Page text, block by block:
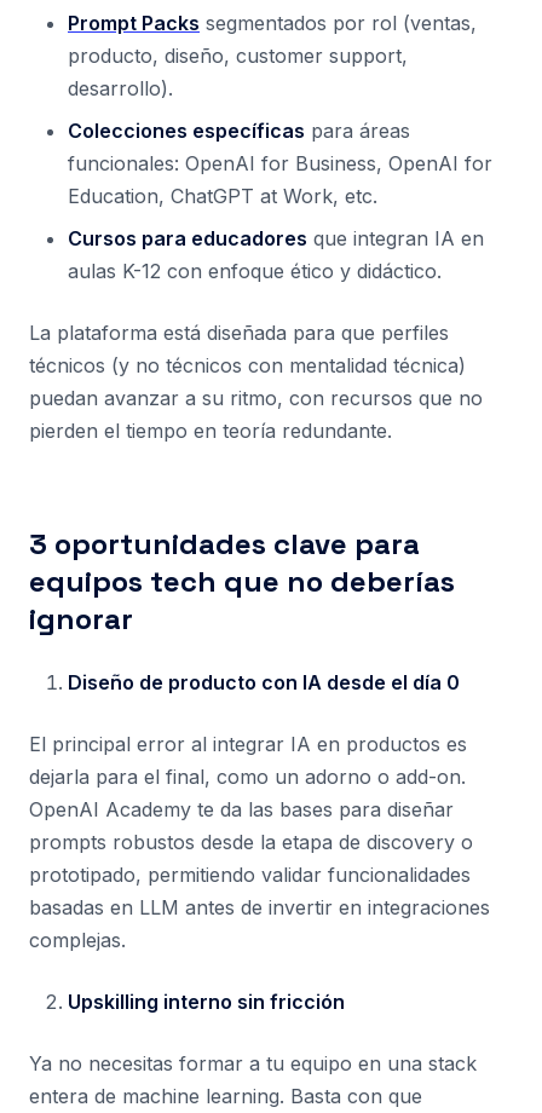
Prompt Packs segmentados por rol (ventas,
producto, diseño, customer support,
desarrollo).
Colecciones específicas para áreas
funcionales: OpenAI for Business, OpenAI for
Education, ChatGPT at Work, etc.
Cursos para educadores que integran IA en
aulas K-12 con enfoque ético y didáctico.
La plataforma está diseñada para que perfiles
técnicos (y no técnicos con mentalidad técnica)
puedan avanzar a su ritmo, con recursos que no
pierden el tiempo en teoría redundante.
3 oportunidades clave para
equipos tech que no deberías
ignorar
Diseño de producto con IA desde el día 0
El principal error al integrar IA en productos es
dejarla para el final, como un adorno o add-on.
OpenAI Academy te da las bases para diseñar
prompts robustos desde la etapa de discovery o
prototipado, permitiendo validar funcionalidades
basadas en LLM antes de invertir en integraciones
complejas.
Upskilling interno sin fricción
Ya no necesitas formar a tu equipo en una stack
entera de machine learning. Basta con que